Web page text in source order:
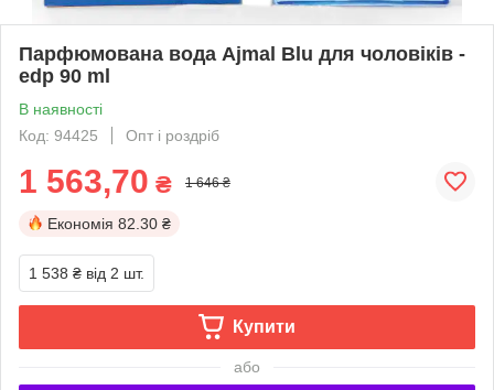
Парфюмована вода Ajmal Blu для чоловіків -
edp 90 ml
В наявності
Код: 94425
Опт і роздріб
1 563,70 ₴ 1 646 ₴
Економія 82.30 ₴
1 538 ₴ від 2 шт.
Купити
або